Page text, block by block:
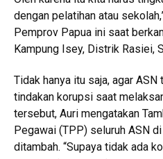
dengan pelatihan atau
Pemprov Papua ini saat
Kampung Isey, Distrik Rasiei,
Tidak hanya itu saja, agar
tindakan korupsi saat
tersebut, Auri mengatakan
Pegawai (TPP) seluruh ASN
ditambah. “Supaya tidak ada